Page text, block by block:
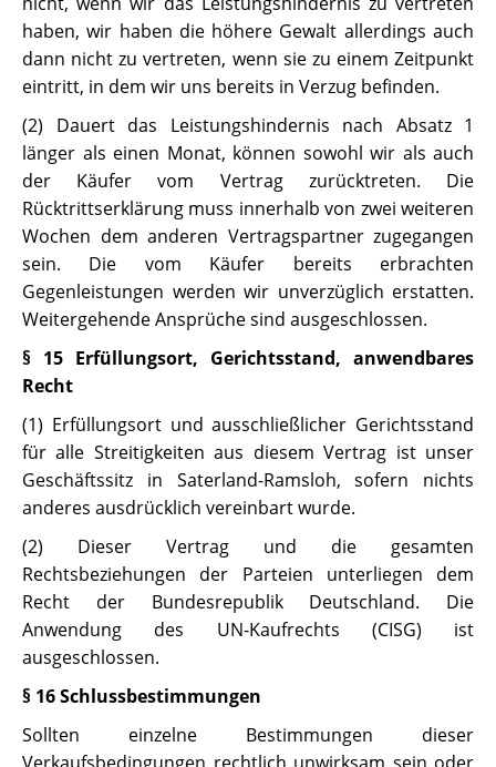
haben, wir haben die höhere Gewalt allerdings auch
dann nicht zu vertreten, wenn sie zu einem Zeitpunkt
eintritt, in dem wir uns bereits in Verzug befinden.
(2) Dauert das Leistungshindernis nach Absatz 1
länger als einen Monat, können sowohl wir als auch
der Käufer vom Vertrag zurücktreten. Die
Rücktrittserklärung muss innerhalb von zwei weiteren
Wochen dem anderen Vertragspartner zugegangen
sein. Die vom Käufer bereits erbrachten
Gegenleistungen werden wir unverzüglich erstatten.
Weitergehende Ansprüche sind ausgeschlossen.
§ 15 Erfüllungsort, Gerichtsstand, anwendbares
Recht
(1) Erfüllungsort und ausschließlicher Gerichtsstand
für alle Streitigkeiten aus diesem Vertrag ist unser
Geschäftssitz in Saterland-Ramsloh, sofern nichts
anderes ausdrücklich vereinbart wurde.
(2) Dieser Vertrag und die gesamten
Rechtsbeziehungen der Parteien unterliegen dem
Recht der Bundesrepublik Deutschland. Die
Anwendung des UN-Kaufrechts (CISG) ist
ausgeschlossen.
§ 16 Schlussbestimmungen
Sollten einzelne Bestimmungen dieser